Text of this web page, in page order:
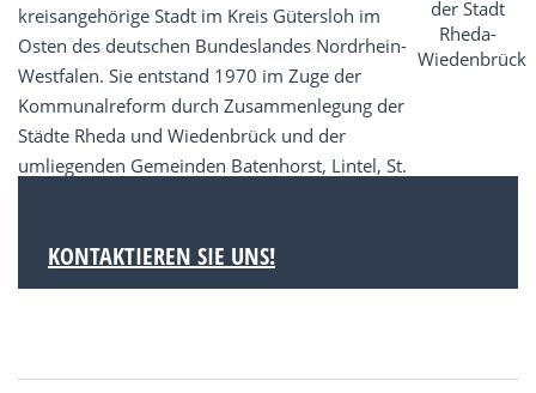
kreisangehörige Stadt im Kreis Gütersloh im
Osten des deutschen Bundeslandes Nordrhein-
Westfalen. Sie entstand 1970 im Zuge der
Kommunalreform durch Zusammenlegung der
Städte Rheda und Wiedenbrück und der
umliegenden Gemeinden Batenhorst, Lintel, St.
KONTAKTIEREN SIE UNS!